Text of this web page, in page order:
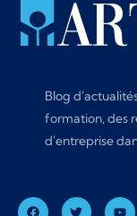
Blog
formation, des
d'entreprise